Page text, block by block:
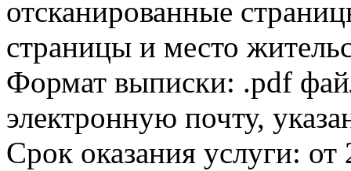
отсканированные
страницы и место
Формат выписки: .pdf
электронную почту,
Срок оказания услуги: от